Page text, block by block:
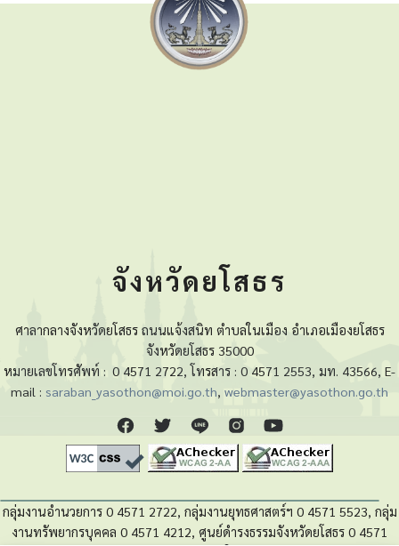
จังหวัดยโสธร
ศาลากลางจังหวัดยโสธร ถนนแจ้งสนิท ตำบลในเมือง อำเภอเมืองยโสธร
จังหวัดยโสธร 35000
หมายเลขโทรศัพท์ : 0 4571 2722, โทรสาร : 0 4571 2553, มท. 43566, E-
mail : saraban_yasothon@moi.go.th webmaster@yasothon.go.th
กลุ่มงานอำนวยการ 0 4571 2722, กลุ่มงานยุทธศาสตร์ฯ 0 4571 5523, กลุ่ม
งานทรัพยากรบุคคล 0 4571 4212, ศูนย์ดำรงธรรมจังหวัดยโสธร 0 4571